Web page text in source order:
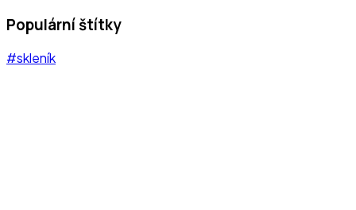
Populární štítky
#skleník